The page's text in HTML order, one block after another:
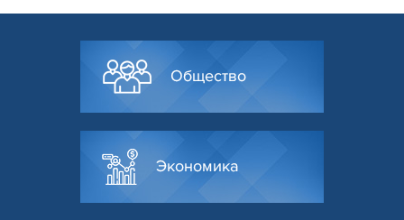
Общество
Экономика